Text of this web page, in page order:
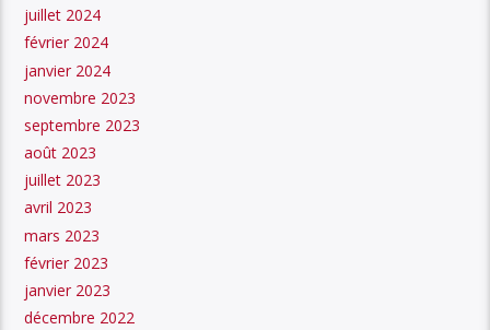
juillet 2024
février 2024
janvier 2024
novembre 2023
septembre 2023
août 2023
juillet 2023
avril 2023
mars 2023
février 2023
janvier 2023
décembre 2022